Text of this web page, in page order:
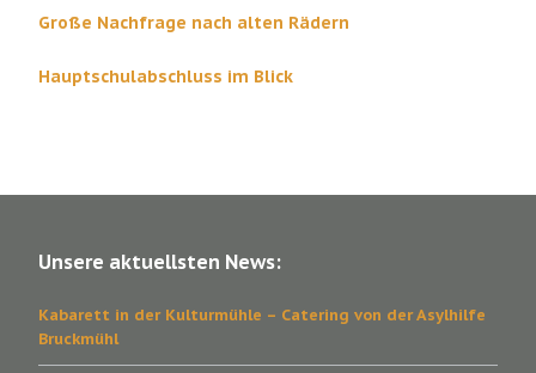
Große Nachfrage nach alten Rädern
Hauptschulabschluss im Blick
Unsere aktuellsten News:
Kabarett in der Kulturmühle – Catering von der Asylhilfe
Bruckmühl